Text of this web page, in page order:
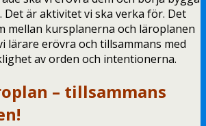
Det är aktivitet vi ska verka för. Det
mellan kursplanerna och läroplanen
lärare erövra och tillsammans med
av orden och intentionerna.
– tillsammans